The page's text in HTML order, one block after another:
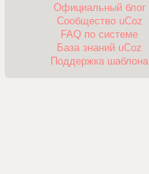
Официальный блог
Сообщество uCoz
FAQ по системе
База знаний uCoz
Поддержка шаблона